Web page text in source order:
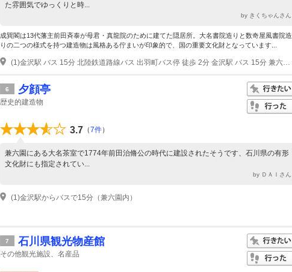
た雰囲気でゆっくりと時...
by きくちゃんさん
成巽閣は13代藩主前田斉泰が母君・真龍院のために建てた隠居所。大名書院造りと数奇屋風書院造
りの二つの様式を持つ建造物は風格ある佇まいが印象的で、国の重要文化財となっています...
(1)金沢駅 バス 15分 北陸鉄道路線バス 出羽町バス停 徒歩 2分 金沢駅 バス 15分 兼六園シャトルバス 県立美術館・成巽閣前バス停 徒歩 1分 金沢駅 バス 城下まち金沢周遊バス 広坂（石浦神社前） 徒歩 7分
6 夕顔亭
歴史的建造物
3.7 （7件）
兼六園にある大名茶室で1774年前田治脩公の時代に建設されたそうです、石川県の有形
文化財にも指定されてい...
by ＤＡＩさん
(1)金沢駅からバスで15分（兼六園内）
7 石川県観光物産館
その他観光施設、名産品